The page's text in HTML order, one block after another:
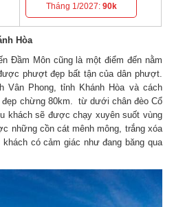
Tháng 1/2027: 90k
Hòa
Đầm Môn cũng là một điểm đến nằm
phượt đẹp bất tận của dân phượt.
Vân Phong, tỉnh Khánh Hòa và cách
đẹp chừng 80km. từ dưới chân đèo Cổ
khách sẽ được chạy xuyên suốt vùng
những cồn cát mênh mông, trắng xóa
có cảm giác như đang băng qua